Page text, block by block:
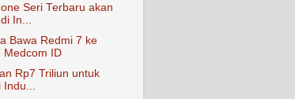
Seri Terbaru akan
In...
Bawa Redmi 7 ke
Medcom ID
Rp7 Triliun untuk